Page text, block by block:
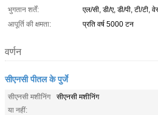
भुगतान शर्तें:
एल/सी, डी/ए, डी/पी, टी/टी,
आपूर्ति की क्षमता:
प्रति वर्ष 5000 टन
वर्णन
सीएनसी पीतल के पुर्जे
सीएनसी मशीनिंग
या नहीं:
सीएनसी मशीनिंग